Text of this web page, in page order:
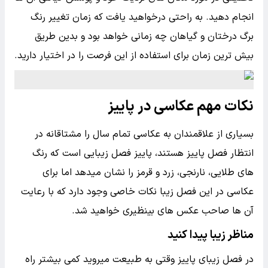
انجام دهید. به راحتی درخواهید یافت که زمان تغییر رنگ
برگ درختان و گیاهان چه زمانی خواهد بود و بدین طریق
بیش ترین زمان برای استفاده از این فرصت را در اختیار دارید.
نکات مهم عکاسی در پاییز
بسیاری از علاقمندان به عکاسی تمام سال را مشتاقانه در
انتظار فصل پاییز هستند، پاییز فصل زیبایی است که رنگ
های طلایی، نارنجی، زرد و قرمز را نشان میدهد اما برای
عکاسی در این فصل زیبا نکات خاصی وجود دارد که با رعایت
آن ها صاحب عکس های بینظیری خواهید شد.
مناظر زیبا پیدا کنید
در فصل زیبای پاییز وقتی به طبیعت میروید کمی بیشتر راه